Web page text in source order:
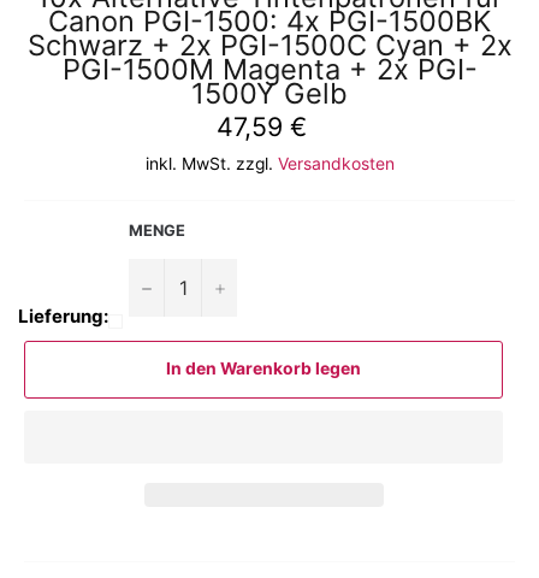
Canon PGI-1500: 4x PGI-1500BK
Schwarz + 2x PGI-1500C Cyan + 2x
PGI-1500M Magenta + 2x PGI-
1500Y Gelb
Normaler
Preis
47,59 €
inkl. MwSt. zzgl. Versandkosten
Lieferung:
MENGE
− +
In den Warenkorb legen